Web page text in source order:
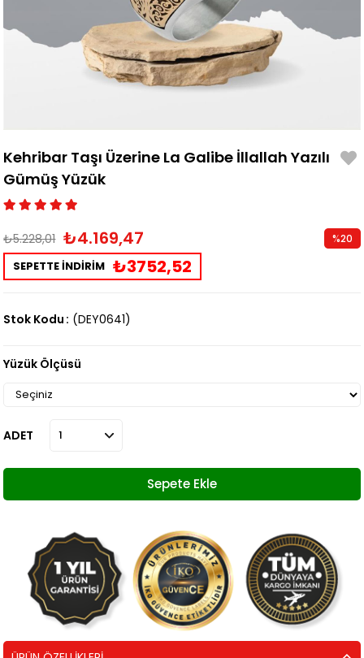
Kehribar Taşı Üzerine La Galibe İllallah Yazılı
Gümüş Yüzük
₺5.228,01 ₺4.169,47
SEPETTE İNDİRİM ₺3752,52
%20
Stok Kodu (DEY0641)
Yüzük Ölçüsü
ADET